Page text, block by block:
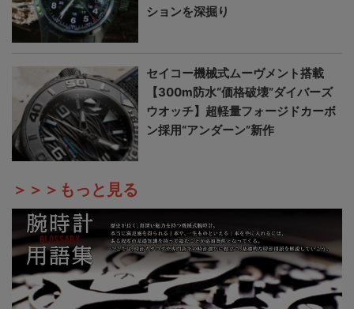
ションを深掘り
セイコー機械式ムーヴメント搭載
【300m防水“価格破壊”ダイバーズ
ウオッチ】超軽量フォージドカーボ
ン採用“アンダーン”新作
＞＞＞もっと見る